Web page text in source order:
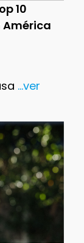
10
América
...ver